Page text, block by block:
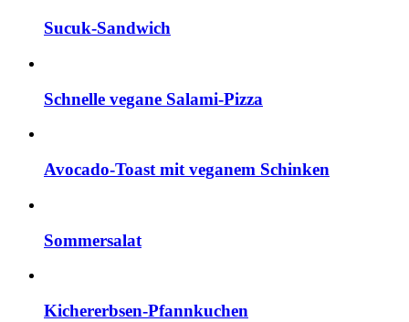
Sucuk-Sandwich
Schnelle vegane Salami-Pizza
Avocado-Toast mit veganem Schinken
Sommersalat
Kichererbsen-Pfannkuchen